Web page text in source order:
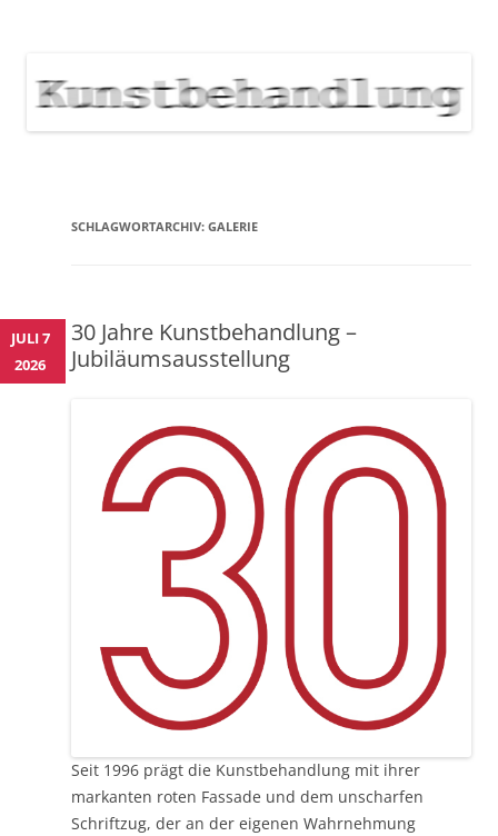
NEWS
SCHLAGWORTARCHIV: GALERIE
30 Jahre Kunstbehandlung –
Jubiläumsausstellung
Seit 1996 prägt die Kunstbehandlung mit ihrer
markanten roten Fassade und dem unscharfen
Schriftzug, der an der eigenen Wahrnehmung
JULI 7
2026